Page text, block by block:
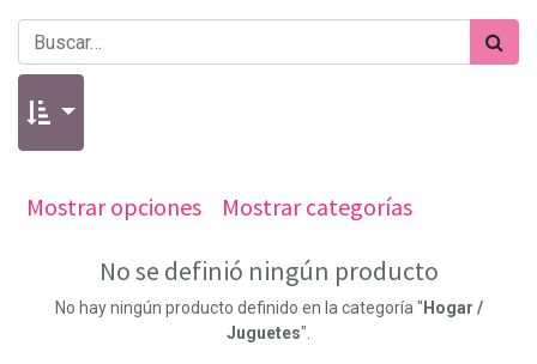
Mostrar opciones Mostrar categorías
No se definió ningún producto
No hay ningún producto definido en la categoría " Hogar /
Juguetes".